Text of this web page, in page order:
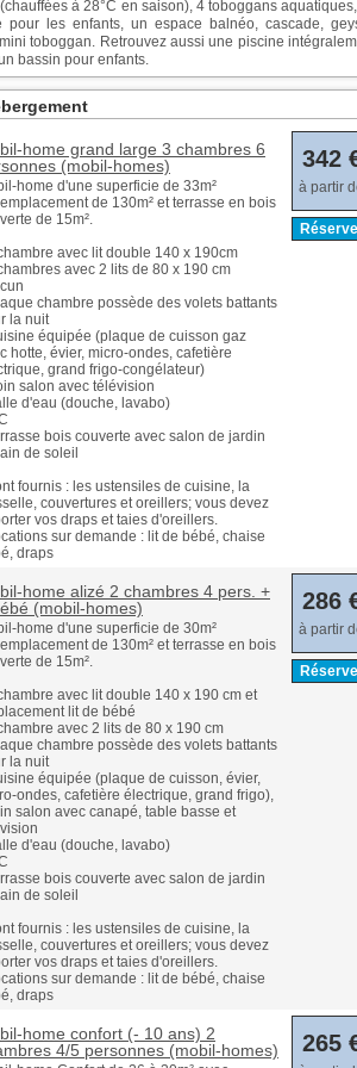
à 28°C en saison), 4 toboggans
pour les enfants, un espace balnéo, cascade,
toboggan. Retrouvez aussi une piscine
bassin pour enfants.
home grand large 3 chambres 6
(mobil-homes)
home d'une superficie de 33m²
de 130m² et terrasse en bois
de 15m².
avec lit double 140 x 190cm
avec 2 lits de 80 x 190 cm
chambre possède des volets battants
la nuit
équipée (plaque de cuisson gaz
hotte, évier, micro-ondes, cafetière
grand frigo-congélateur)
salon avec télévision
d'eau (douche, lavabo)
bois couverte avec salon de jardin
de soleil
fournis : les ustensiles de cuisine, la
couvertures et oreillers; vous devez
vos draps et taies d'oreillers.
sur demande : lit de bébé, chaise
draps
342
à partir
home alizé 2 chambres 4 pers. +
(mobil-homes)
home d'une superficie de 30m²
de 130m² et terrasse en bois
de 15m².
avec lit double 140 x 190 cm et
lit de bébé
avec 2 lits de 80 x 190 cm
chambre possède des volets battants
la nuit
équipée (plaque de cuisson, évier,
ondes, cafetière électrique, grand frigo),
salon avec canapé, table basse et
d'eau (douche, lavabo)
bois couverte avec salon de jardin
de soleil
fournis : les ustensiles de cuisine, la
couvertures et oreillers; vous devez
vos draps et taies d'oreillers.
sur demande : lit de bébé, chaise
draps
286
à partir
home confort (- 10 ans) 2
4/5 personnes (mobil-homes)
265